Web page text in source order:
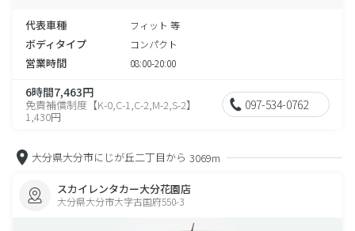
代表車種 フィット 等
ボディタイプ コンパクト
営業時間 08:00-20:00
6時間7,463円
免責補償制度【K-0,C-1,C-2,M-2,S-2】
1,430円
097-534-0762
大分県大分市にじが丘二丁目から 3069m
スカイレンタカー大分花園店
大分県大分市大字古国府550-3